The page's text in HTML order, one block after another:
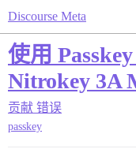
Discourse Meta
使用
Nitrokey 3A
贡献 错误
passkey